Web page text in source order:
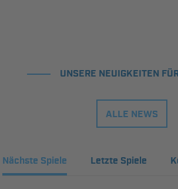
UNSERE NEUIGKEITEN
ALLE NEWS
Nächste Spiele Letzte Spiele